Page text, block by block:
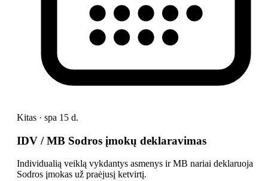
Kitas · spa 15 d.
IDV / MB Sodros įmokų deklaravimas
Individualią veiklą vykdantys asmenys ir MB nariai deklaruoja
Sodros įmokas už praėjusį ketvirtį.